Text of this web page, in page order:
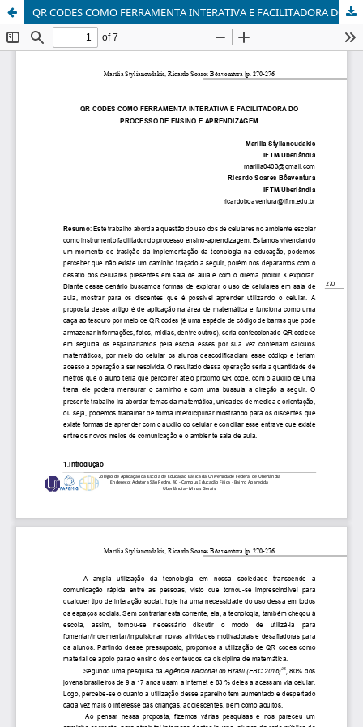
QR CODES COMO FERRAMENTA INTERATIVA E FACILITADORA DO PROCESSO DE ENSINO E APRENDIZAGEM